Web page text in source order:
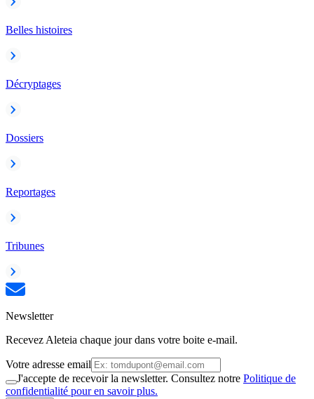
Belles histoires
Décryptages
Dossiers
Reportages
Tribunes
Newsletter
Recevez Aleteia chaque jour dans votre boite e-mail.
Votre adresse email
J'accepte de recevoir la newsletter. Consultez notre Politique de
confidentialité pour en savoir plus.